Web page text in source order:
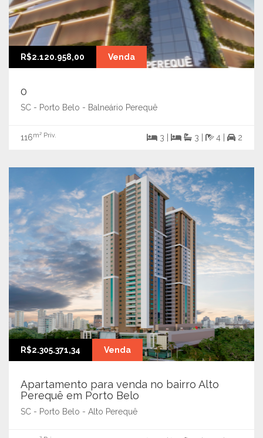
R$2.120.958,00 Venda
0
SC - Porto Belo - Balneário Perequê
116m² Priv. 3 | 3 | 4 | 2
R$2.305.371,34 Venda
Apartamento para venda no bairro Alto
Perequê em Porto Belo
SC - Porto Belo - Alto Perequê